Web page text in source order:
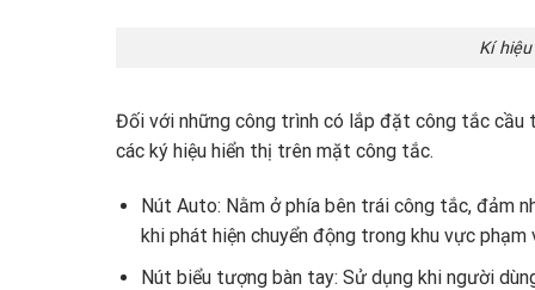
Kí
Đối với những công trình có lắp đặt công tắc cầu
các ký hiệu hiển thị trên mặt công tắc.
Nút Auto: Nằm ở phía bên trái công tắc, đảm
khi phát hiện chuyển động trong khu vực phạm
Nút biểu tượng bàn tay: Sử dụng khi người